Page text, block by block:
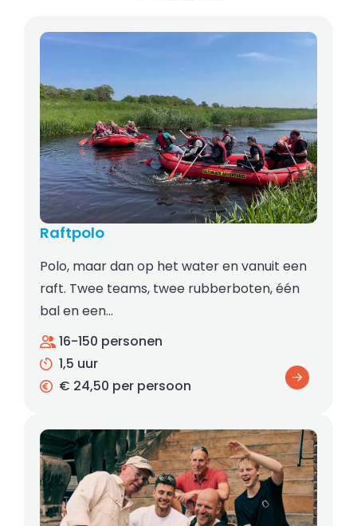
Raftpolo
Polo, maar dan op het water en vanuit een
raft. Twee teams, twee rubberboten, één
bal en een…
16-150 personen
1,5 uur
€ 24,50 per persoon